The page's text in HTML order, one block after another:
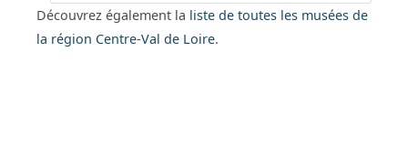
Découvrez également la liste de toutes les musées de
la région Centre-Val de Loire.